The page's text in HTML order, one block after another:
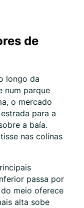
de
longo da
num parque
o mercado
para a
a baía.
nas colinas
passa por
meio oferece
alta sobe